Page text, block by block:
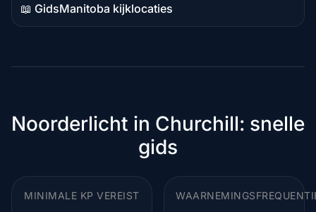
📖 Gids
Gidsinhoud
Manitoba kijklocaties
Noorderlicht in Churchill: snelle
gids
MINIMALE KP VEREIST